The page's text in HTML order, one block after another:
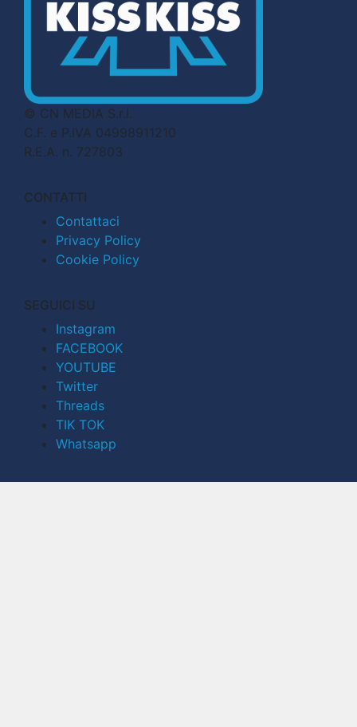
© CN MEDIA S.r.l.
C.F. e P.IVA 04998911210
R.E.A. n. 727803
CONTATTI
Contattaci
Privacy Policy
Cookie Policy
SEGUICI SU
Instagram
FACEBOOK
YOUTUBE
Twitter
Threads
TIK TOK
Whatsapp